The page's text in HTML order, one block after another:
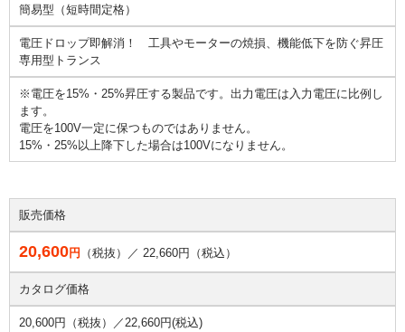
簡易型（短時間定格）
電圧ドロップ即解消！ 工具やモーターの焼損、機能低下を防ぐ昇圧
専用型トランス
※電圧を15%・25%昇圧する製品です。出力電圧は入力電圧に比例し
ます。
電圧を100V一定に保つものではありません。
15%・25%以上降下した場合は100Vになりません。
販売価格
20,600円 （税抜）／ 22,660円（税込）
カタログ価格
20,600円（税抜）／22,660円(税込)